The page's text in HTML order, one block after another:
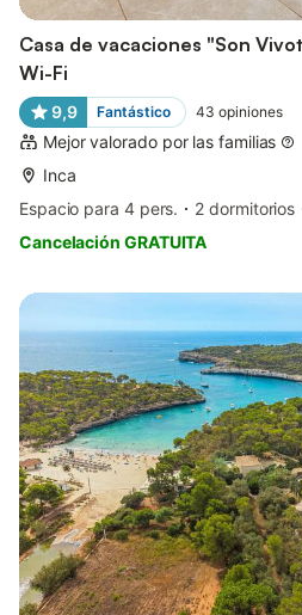
Casa de vacaciones "Son
Wi-Fi
9,9 Fantástico 43 opiniones
Mejor valorado por las familias
Inca
Espacio para 4 pers.
2 dormitorios
Cancelación GRATUITA